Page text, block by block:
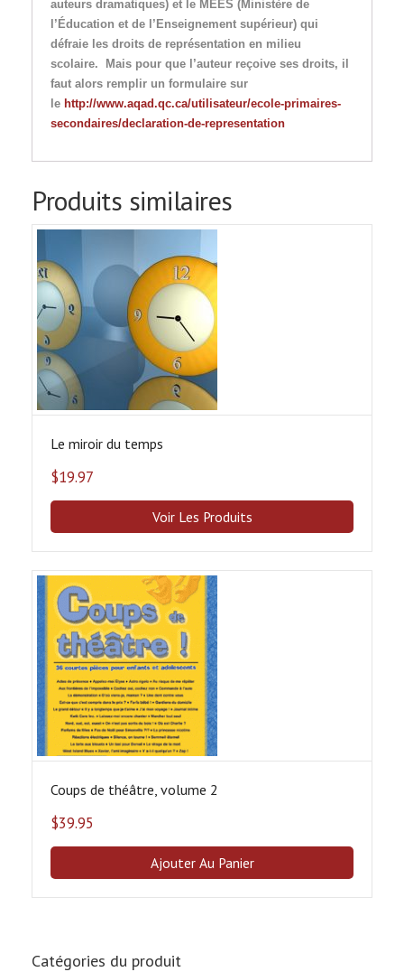
auteurs dramatiques) et le MEES (Ministère de
l’Éducation et de l’Enseignement supérieur) qui
défraie les droits de représentation en milieu
scolaire. Mais pour que l’auteur reçoive ses droits, il
faut alors remplir un formulaire sur
le http://www.aqad.qc.ca/utilisateur/ecole-primaires-
secondaires/declaration-de-representation
Produits similaires
Le miroir du temps
$19.97
Voir Les Produits
Coups de théâtre, volume 2
$39.95
Ajouter Au Panier
Catégories du produit